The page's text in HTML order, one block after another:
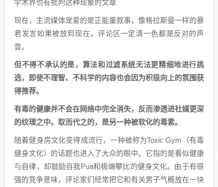
学术界也有批判这种现象的文章
现在，主流媒体宠爱的是正能量叙事，像格拉斯曼一样的暴
君发言如果被放到现在，评论区一定清一色都是反对的声
音。
但不得不承认的是，算法和过滤系统无法更精细地进行挑
选，即使不理智、不科学的内容也会因为积极向上的氛围获
得推荐。
有毒的健康并不会在网络中完全消失，反而渗透进社媒更深
的纹理之中。取而代之的，是另一种被软化的毒素。
随着健身房文化变得成流行，一种被称为Toxic Gym（有毒
健身文化）的话题也进入了大众的眼中。它指的是看似健康
与自律，却鼓励自我Pua和极端攀比的健身文化。由于有很
强的竞争意味，评论家们经常把它和有关男子气概放在一块